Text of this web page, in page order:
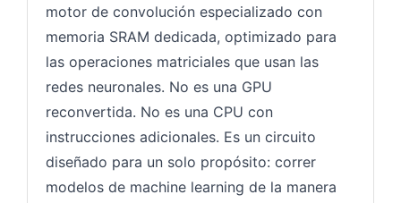
motor de convolución especializado con
memoria SRAM dedicada, optimizado para
las operaciones matriciales que usan las
redes neuronales. No es una GPU
reconvertida. No es una CPU con
instrucciones adicionales. Es un circuito
diseñado para un solo propósito: correr
modelos de machine learning de la manera